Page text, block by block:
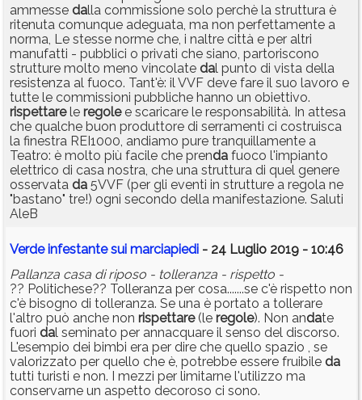
ammesse dalla commissione solo perchè la struttura è
ritenuta comunque adeguata, ma non perfettamente a
norma, Le stesse norme che, i naltre città e per altri
manufatti - pubblici o privati che siano, partoriscono
strutture molto meno vincolate dal punto di vista della
resistenza al fuoco. Tant'è: il VVF deve fare il suo lavoro e
tutte le commissioni pubbliche hanno un obiettivo.
rispettarele regolee scaricare le responsabilità. In attesa
che qualche buon produttore di serramenti ci costruisca
la finestra REI1000, andiamo pure tranquillamente a
Teatro: è molto più facile che prenda fuoco l'impianto
elettrico di casa nostra, che una struttura di quel genere
osservata da 5VVF (per gli eventi in strutture a regola ne
"bastano" tre!) ogni secondo della manifestazione. Saluti
AleB
Verde infestante sui marciapiedi - 24 Luglio 2019 - 10:46
Pallanza casa di riposo - tolleranza - rispetto -
?? Politichese?? Tolleranza per cosa.......se c'è rispetto non
c'è bisogno di tolleranza. Se una è portato a tollerare
l'altro può anche non rispettare(le regole). Non andate
fuori dal seminato per annacquare il senso del discorso.
L'esempio dei bimbi era per dire che quello spazio , se
valorizzato per quello che è, potrebbe essere fruibile da
tutti turisti e non. I mezzi per limitarne l'utilizzo ma
conservarne un aspetto decoroso ci sono.